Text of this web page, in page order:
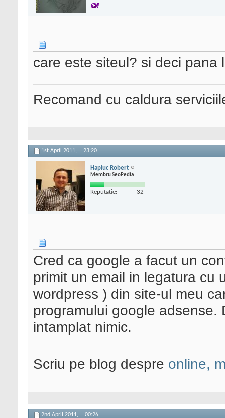
care este siteul? si deci pana
Recomand cu caldura
1st April 2011, 23:20
Hapiuc Robert
Membru SeoPedia
Reputatie: 32
Cred ca google a facut un
primit un email in legatura cu
wordpress ) din site-ul meu
programului google adsense.
intamplat nimic.
Scriu pe blog despre online,
2nd April 2011, 00:26